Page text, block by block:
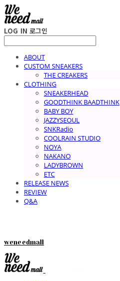
LOG IN 로그인
ABOUT
CUSTOM SNEAKERS
THE CREAKERS
CLOTHING
SNEAKERHEAD
GOODTHINK BAADTHINK
BABY BOY
JAZZYSEOUL
SNKRadio
COOLRAIN STUDIO
NOYA
NAKANO
LADYBROWN
ETC
RELEASE NEWS
REVIEW
Q&A
weneedmall